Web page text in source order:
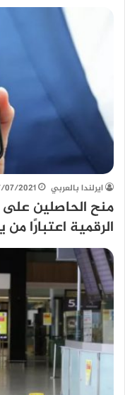
ايرلندا بالعربي 07/2021
منح الحاصلين
الرقمية اعتبارًا من